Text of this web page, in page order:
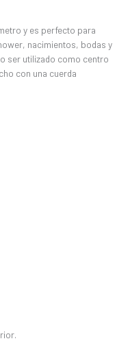
y es perfecto para
nacimientos, bodas y
ser utilizado como centro
con una cuerda